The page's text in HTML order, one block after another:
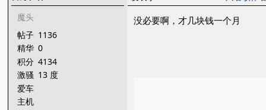
魔头
帖子 1136
精华 0
积分 4134
激骚 13 度
爱车
主机
没必要啊，才几块钱一个月